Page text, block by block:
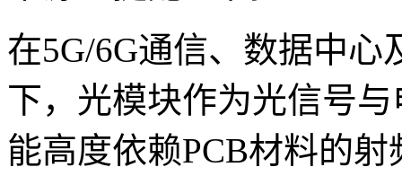
在5G/6G通信、数据中
下，光模块作为光信号
能高度依赖PCB材料的